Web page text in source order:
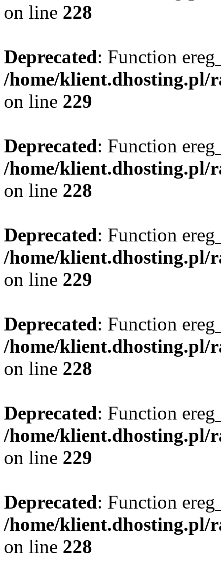
on line 228
Deprecated: Function
/home/klient.dhosting.pl/
on line 229
Deprecated: Function
/home/klient.dhosting.pl/
on line 228
Deprecated: Function
/home/klient.dhosting.pl/
on line 229
Deprecated: Function
/home/klient.dhosting.pl/
on line 228
Deprecated: Function
/home/klient.dhosting.pl/
on line 229
Deprecated: Function
/home/klient.dhosting.pl/
on line 228